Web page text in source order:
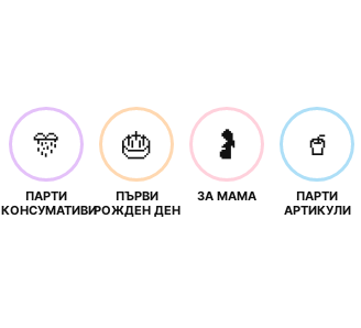
🎊
ПАРТИ
КОНСУМАТИВИ
🎂
ПЪРВИ
РОЖДЕН ДЕН
🤰
ЗА МАМА
🥤
ПАРТИ
АРТИКУЛИ